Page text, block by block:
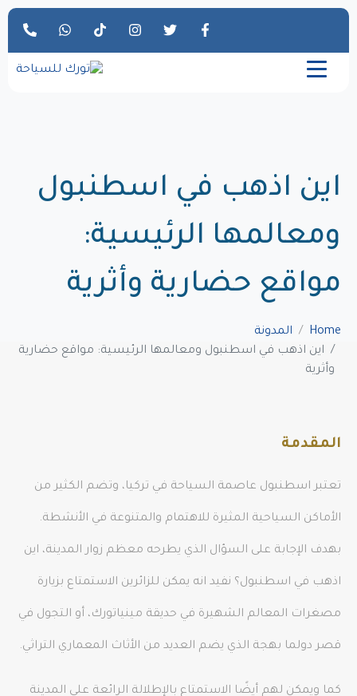
اين اذهب في اسطنبول
ومعالمها الرئيسية:
مواقع حضارية وأثرية
Home
المدونة
اين اذهب في اسطنبول ومعالمها الرئيسية: مواقع حضارية
وأثرية
المقدمة
تعتبر اسطنبول عاصمة السياحة في تركيا، وتضم الكثير من
الأماكن السياحية المثيرة للاهتمام والمتنوعة في الأنشطة.
بهدف الإجابة على السؤال الذي يطرحه معظم زوار المدينة، اين
اذهب في اسطنبول؟ نفيد انه يمكن للزائرين الاستمتاع بزيارة
مصغرات المعالم الشهيرة في حديقة مينياتورك، أو التجول في
قصر دولما بهجة الذي يضم العديد من الأثاث المعماري التراثي.
كما ويمكن لهم أيضًا الاستمتاع بالإطلالة الرائعة على المدينة